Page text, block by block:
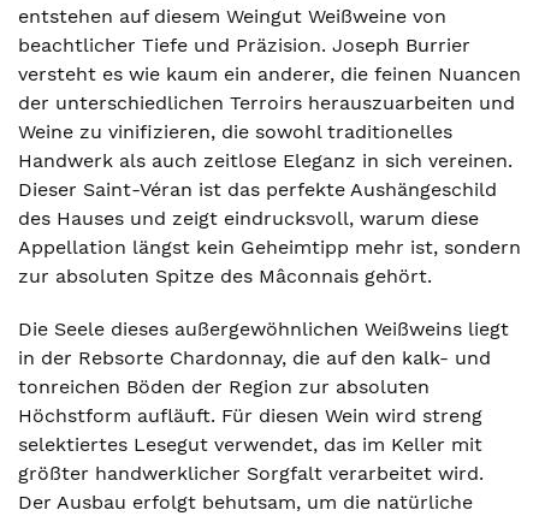
entstehen auf diesem Weingut Weißweine von
beachtlicher Tiefe und Präzision. Joseph Burrier
versteht es wie kaum ein anderer, die feinen Nuancen
der unterschiedlichen Terroirs herauszuarbeiten und
Weine zu vinifizieren, die sowohl traditionelles
Handwerk als auch zeitlose Eleganz in sich vereinen.
Dieser Saint-Véran ist das perfekte Aushängeschild
des Hauses und zeigt eindrucksvoll, warum diese
Appellation längst kein Geheimtipp mehr ist, sondern
zur absoluten Spitze des Mâconnais gehört.
Die Seele dieses außergewöhnlichen Weißweins liegt
in der Rebsorte Chardonnay, die auf den kalk- und
tonreichen Böden der Region zur absoluten
Höchstform aufläuft. Für diesen Wein wird streng
selektiertes Lesegut verwendet, das im Keller mit
größter handwerklicher Sorgfalt verarbeitet wird.
Der Ausbau erfolgt behutsam, um die natürliche